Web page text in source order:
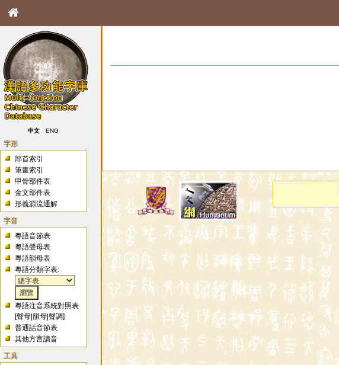
中文 ENG
字形
部首索引
筆畫索引
甲骨部件表
金文部件表
形義源流通解
字音
粵語音節表
粵語聲母表
粵語韻母表
粵語分類字表:
粵語注音系統對照表
[聲母 |韻母 |聲調]
普通話音節表
其他方言讀音
工具